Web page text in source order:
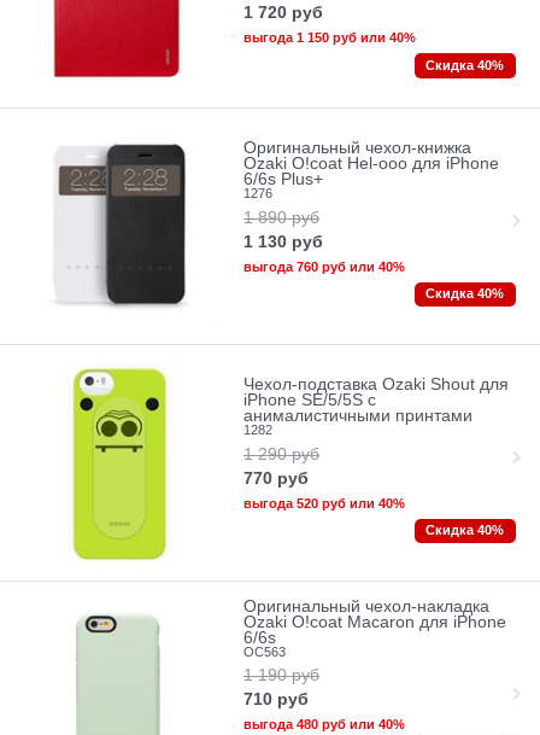
1 720 руб
выгода 1 150 рубили 40%
Скидка 40%
Оригинальный чехол-книжка
Ozaki O!coat Hel-ooo для iPhone
6/6s Plus+
1276
1 890 руб
1 130 руб
выгода 760 рубили 40%
Скидка 40%
Чехол-подставка Ozaki Shout для
iPhone SE/5/5S с
анималистичными принтами
1282
1 290 руб
770 руб
выгода 520 рубили 40%
Скидка 40%
Оригинальный чехол-накладка
Ozaki O!coat Macaron для iPhone
6/6s
OC563
1 190 руб
710 руб
выгода 480 рубили 40%